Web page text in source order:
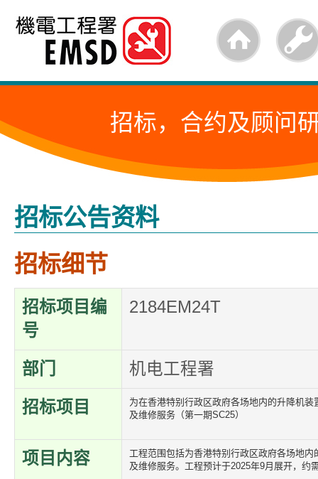
跳
内
的
始
招标，合约及顾问
招标公告资料
招标细节
招标项目编
号
2184EM24T
部门 机电工程署
招标项目
为在香港特别行政区政府各场地内的升降机
及维修服务（第一期SC25）
项目内容
工程范围包括为香港特别行政区政府各场地
及维修服务。工程预计于2025年9月展开，约